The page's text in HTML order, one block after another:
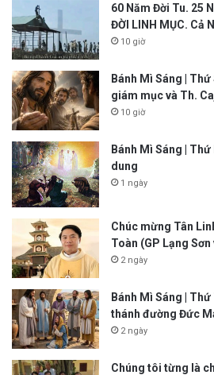
60 Năm Đời Tu. 25
ĐỜI LINH MỤC. Cả
10 giờ
Bánh Mì Sáng |
giám mục và Th.
10 giờ
Bánh Mì Sáng |
dung
1 ngày
Chúc mừng Tân
Toàn (GP Lạng Sơn
2 ngày
Bánh Mì Sáng |
thánh đường Đức
2 ngày
Chúng tôi từng là